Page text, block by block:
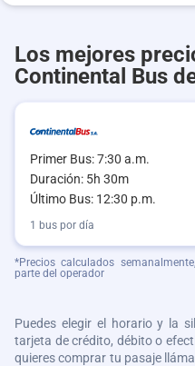
Los mejores
Continental Bus
Primer Bus: 7:30 a.m.
Duración: 5h 30m
Último Bus: 12:30 p.m.
1 bus por día
*Precios calculados
parte del operador
Puedes elegir el horario y la
tarjeta de crédito, débito o
quieres comprar tu pasaje